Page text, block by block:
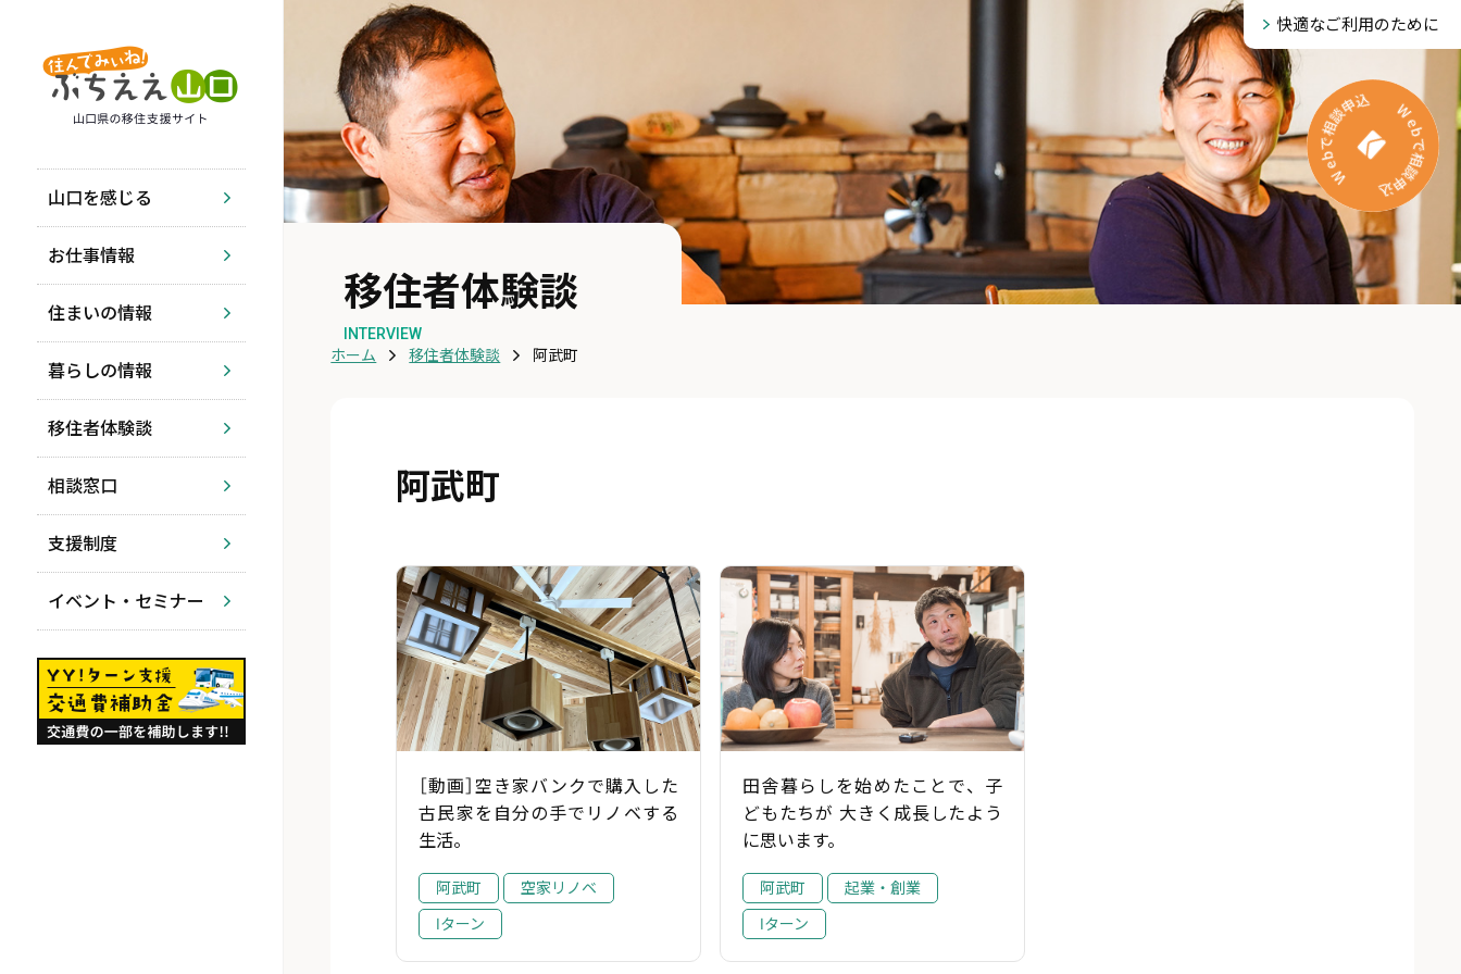
山口を感じる
お仕事情報
住まいの情報
暮らしの情報
移住者体験談
相談窓口
支援制度
イベント・セミナー
快適なご利用のために
移住者体験談
INTERVIEW
ホーム 移住者体験談 阿武町
阿武町
［動画］空き家バンクで購入した
古民家を自分の手でリノベする
生活。
阿武町
空家リノベ
Iターン
田舎暮らしを始めたことで、子
どもたちが 大きく成長したよう
に思います。
阿武町
起業・創業
Iターン